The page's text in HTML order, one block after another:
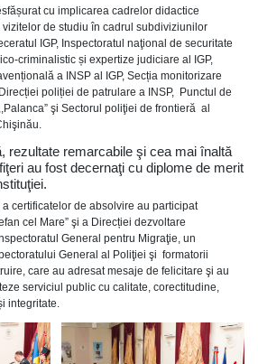
cu implicarea cadrelor didactice
de studiu în cadrul subdiviziunilor
IGP, Inspectoratul naţional de securitate
criminalistic și expertize judiciare al IGP,
a INSP al IGP, Secția monitorizare
poliției de patrulare a INSP, Punctul de
şi Sectorul poliţiei de frontieră al
rezultate remarcabile şi cea mai înaltă
au fost decernaţi cu diplome de merit
certificatelor de absolvire au participat
cel Mare” şi a Direcției dezvoltare
General pentru Migraţie, un
General al Poliţiei şi formatorii
care au adresat mesaje de felicitare şi au
serviciul public cu calitate, corectitudine,
integritate.